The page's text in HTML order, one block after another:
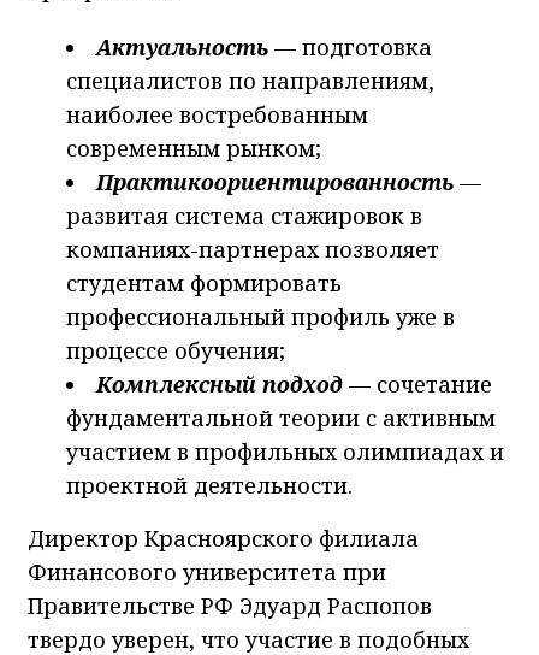
Актуальность — подготовка
специалистов по направлениям,
наиболее востребованным
современным рынком;
Практикоориентированность —
развитая система стажировок в
компаниях-партнерах позволяет
студентам формировать
профессиональный профиль уже в
процессе обучения;
Комплексный подход — сочетание
фундаментальной теории с активным
участием в профильных олимпиадах и
проектной деятельности.
Директор Красноярского филиала
Финансового университета при
Правительстве РФ Эдуард Распопов
твердо уверен, что участие в подобных